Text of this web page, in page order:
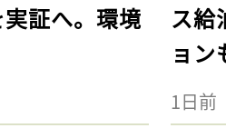
証へ。環境
ス給
ョン
1日前